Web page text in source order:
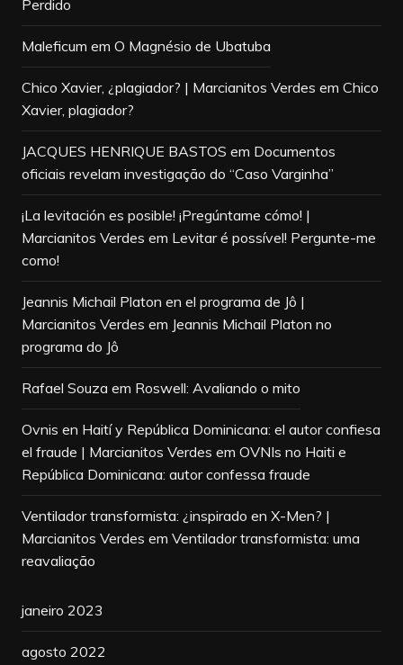
Perdido
Maleficum em O Magnésio de Ubatuba
Chico Xavier, ¿plagiador? | Marcianitos Verdes em Chico
Xavier, plagiador?
JACQUES HENRIQUE BASTOS em Documentos
oficiais revelam investigação do “Caso Varginha”
¡La levitación es posible! ¡Pregúntame cómo! |
Marcianitos Verdes em Levitar é possível! Pergunte-me
como!
Jeannis Michail Platon en el programa de Jô |
Marcianitos Verdes em Jeannis Michail Platon no
programa do Jô
Rafael Souza em Roswell: Avaliando o mito
Ovnis en Haití y República Dominicana: el autor confiesa
el fraude | Marcianitos Verdes em OVNIs no Haiti e
República Dominicana: autor confessa fraude
Ventilador transformista: ¿inspirado en X-Men? |
Marcianitos Verdes em Ventilador transformista: uma
reavaliação
janeiro 2023
agosto 2022